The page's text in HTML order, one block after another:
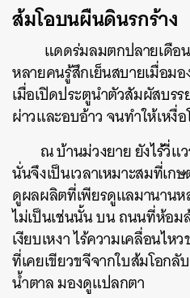
ส้มโอบนผืนดินรกร้าง
แดดร่มลมตกปลายเดือ
หลายคนรู้สึกเย็นสบายเมื่อม
เมื่อเปิดประตูนำตัวสัมผัสบร
ผ่าวและอบอ้าว จนทำให้เหงื่อ
ณ บ้านม่วงยาย ยังไร้วี่
นั่นจึงเป็นเวลาเหมาะสมที่เก
ดูผลผลิตที่เพียรดูแลมานาน
ไม่เป็นเช่นนั้น บน ถนนที่ห้อ
เงียบเหงา ไร้ความเคลื่อนไ
ที่เคยเขียวขจีจากใบส้มโอก
น้ำตาล มองดูแปลกตา